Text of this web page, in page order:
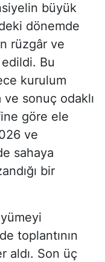
büyük
dönemde
rüzgâr ve
Bu
kurulum
sonuç odaklı
göre ele
ve
sahaya
bir
toplantının
aldı. Son üç